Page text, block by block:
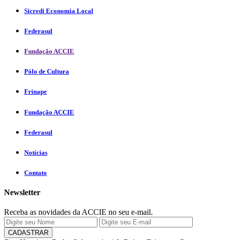
Sicredi Economia Local
Federasul
Fundação ACCIE
Pólo de Cultura
Frinape
Fundação ACCIE
Federasul
Notícias
Contato
Newsletter
Receba as novidades da ACCIE no seu e-mail.